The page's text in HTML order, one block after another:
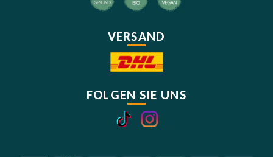
VERSAND
FOLGEN SIE UNS